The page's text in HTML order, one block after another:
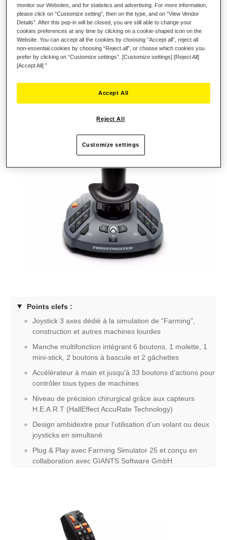
polyvalent et précis, doté de 3 axes de direction, d'un manche
multifonction, d'un accélérateur à main et d'un panneau de
contrôle tout-en-un.
Doit être utilisé avec un volant pour jouer à Farming Simulator
25 sur Xbox Series X|S.
Points clefs :
Joystick 3 axes dédié à la simulation de “Farming”,
construction et autres machines lourdes
Manche multifonction intégrant 6 boutons, 1 molette, 1
mini-stick, 2 boutons à bascule et 2 gâchettes
Accélérateur à main et jusqu'à 33 boutons d’actions pour
contrôler tous types de machines
Niveau de précision chirurgical grâce aux capteurs
H.E.A.R.T (HallEffect AccuRate Technology)
Design ambidextre pour l’utilisation d’un volant ou deux
joysticks en simultané
Plug & Play avec Farming Simulator 25 et conçu en
collaboration avec GIANTS Software GmbH
monitor our Websites, and for statistics and advertising. For more information,
please click on “Customize setting”, then on the type, and on “View Vendor
Details”. After this pop-in will be closed, you are still able to change your
cookies preferences at any time by clicking on a cookie-shaped icon on the
Website. You can accept all the cookies by choosing “Accept all”, reject all
non-essential cookies by choosing “Reject all”, or choose which cookies you
prefer by clicking on “Customize settings”. [Customize settings] [Reject All]
[Accept All] ”
Reject All
Accept All
Customize settings